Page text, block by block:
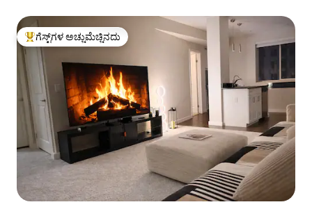
ಗೆಸ್ಟ್‌ಗಳಿಗೆ ಅತಿ ಹೆಚ್ಚು ಅಚ್ಚುಮೆಚ್ಚಿನದು
ಗೆಸ್ಟ್‌ಗಳ ಅಚ್ಚುಮೆಚ್ಚಿನದು